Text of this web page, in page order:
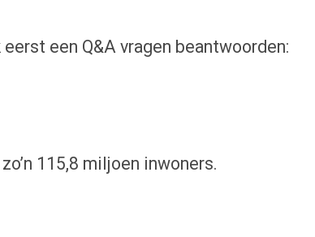
een Q&A vragen beantwoorden:
115,8 miljoen inwoners.